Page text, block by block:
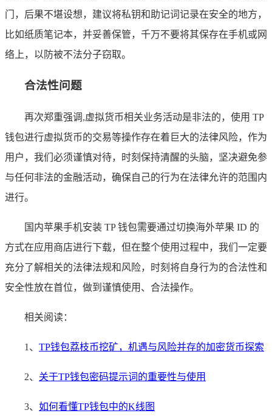
门，后果不堪设想，建议将私钥和助记词记录在安全的地方，
比如纸质笔记本，并妥善保管，千万不要将其保存在手机或网
络上，以防被不法分子窃取。
合法性问题
再次郑重强调,虚拟货币相关业务活动是非法的，使用 TP
钱包进行虚拟货币的交易等操作存在着巨大的法律风险，作为
用户，我们必须谨慎对待，时刻保持清醒的头脑，坚决避免参
与任何非法的金融活动，确保自己的行为在法律允许的范围内
进行。
国内苹果手机安装 TP 钱包需要通过切换海外苹果 ID 的
方式在应用商店进行下载，但在整个使用过程中，我们一定要
充分了解相关的法律法规和风险，时刻将自身行为的合法性和
安全性放在首位，做到谨慎使用、合法操作。
相关阅读：
1、 TP钱包荔枝币挖矿，机遇与风险并存的加密货币探索
2、 关于TP钱包密码提示词的重要性与使用
3、 如何看懂TP钱包中的K线图